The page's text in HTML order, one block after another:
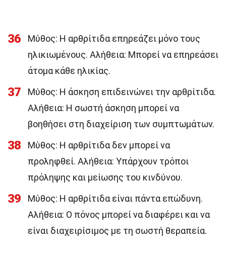
36
Μύθος: Η αρθρίτιδα επηρεάζει μόνο τους
ηλικιωμένους. Αλήθεια: Μπορεί να επηρεάσει
άτομα κάθε ηλικίας.
37
Μύθος: Η άσκηση επιδεινώνει την αρθρίτιδα.
Αλήθεια: Η σωστή άσκηση μπορεί να
βοηθήσει στη διαχείριση των συμπτωμάτων.
38
Μύθος: Η αρθρίτιδα δεν μπορεί να
προληφθεί. Αλήθεια: Υπάρχουν τρόποι
πρόληψης και μείωσης του κινδύνου.
39
Μύθος: Η αρθρίτιδα είναι πάντα επώδυνη.
Αλήθεια: Ο πόνος μπορεί να διαφέρει και να
είναι διαχειρίσιμος με τη σωστή θεραπεία.